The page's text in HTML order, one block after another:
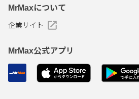
MrMaxについて
企業サイト
MrMax公式アプリ